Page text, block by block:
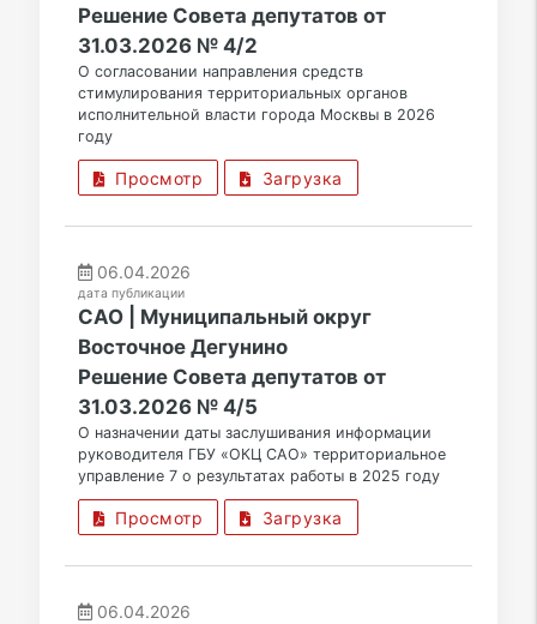
Решение Совета депутатов от
31.03.2026 № 4/2
О согласовании направления средств
стимулирования территориальных органов
исполнительной власти города Москвы в 2026
году
Просмотр Загрузка
06.04.2026
дата публикации
САО | Муниципальный округ
Восточное Дегунино
Решение Совета депутатов от
31.03.2026 № 4/5
О назначении даты заслушивания информации
руководителя ГБУ «ОКЦ САО» территориальное
управление 7 о результатах работы в 2025 году
Просмотр Загрузка
06.04.2026